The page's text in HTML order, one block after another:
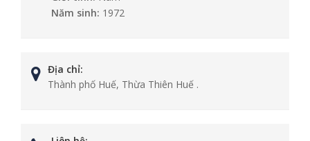
Năm sinh: 1972
Địa chỉ:
Thành phố Huế, Thừa Thiên Huế .